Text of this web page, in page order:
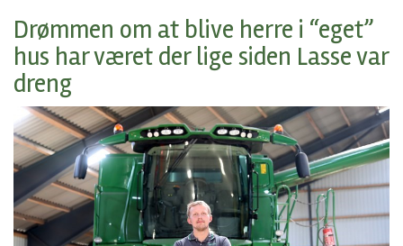
Drømmen om at blive herre i “eget”
hus har været der lige siden Lasse var
dreng